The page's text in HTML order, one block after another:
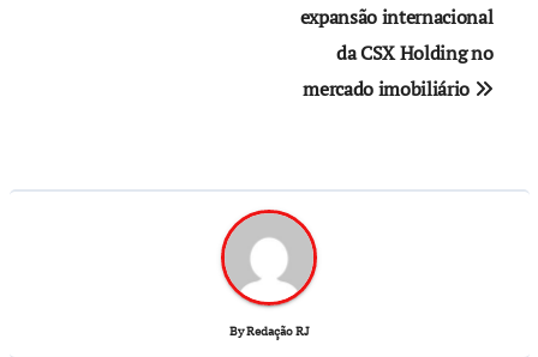
expansão internacional
da CSX Holding no
mercado imobiliário
ByRedação RJ